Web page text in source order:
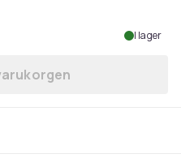
I lager
till Fodral för